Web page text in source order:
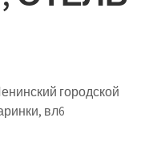
городской
вл6